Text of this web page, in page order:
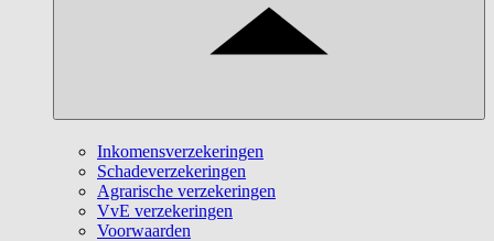
Inkomensverzekeringen
Schadeverzekeringen
Agrarische verzekeringen
VvE verzekeringen
Voorwaarden